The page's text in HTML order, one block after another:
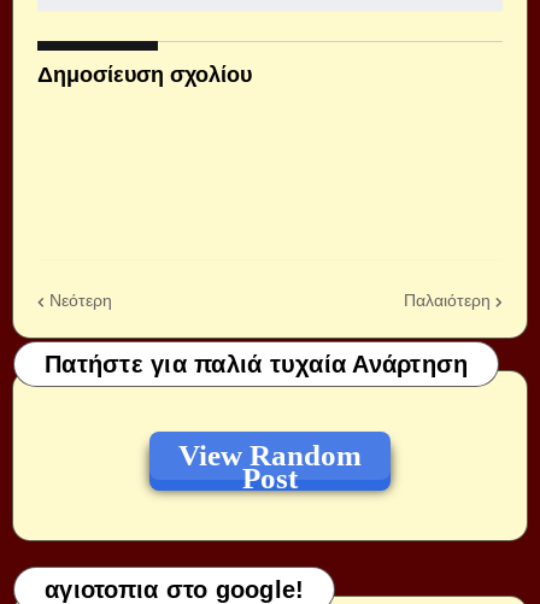
Δημοσίευση σχολίου
Νεότερη Παλαιότερη
Πατήστε για παλιά τυχαία Ανάρτηση
View Random
Post
αγιοτοπια στο google!